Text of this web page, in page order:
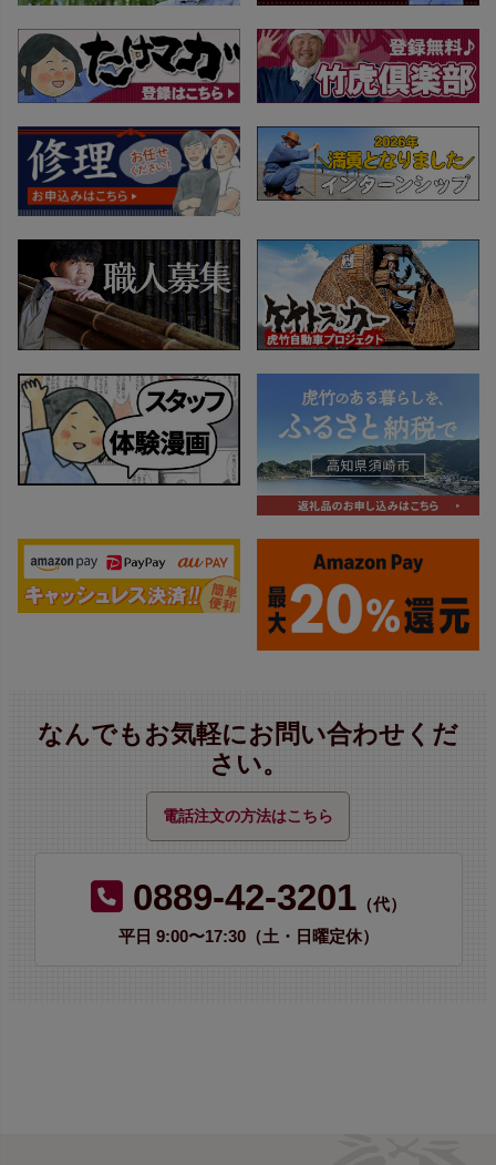
なんでもお気軽にお問い合わせくだ
さい。
電話注文の方法はこちら
0889-42-3201（代）
平日 9:00〜17:30（土・日曜定休）